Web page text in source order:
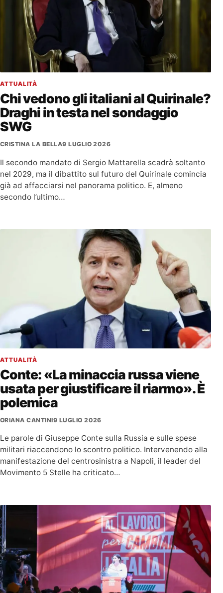
ATTUALITÀ
Chi vedono gli italiani al Quirinale?
Draghi in testa nel sondaggio
SWG
CRISTINA LA BELLA9 LUGLIO 2026
Il secondo mandato di Sergio Mattarella scadrà soltanto
nel 2029, ma il dibattito sul futuro del Quirinale comincia
già ad affacciarsi nel panorama politico. E, almeno
secondo l’ultimo…
ATTUALITÀ
Conte: «La minaccia russa viene
usata per giustificare il riarmo». È
polemica
ORIANA CANTINI9 LUGLIO 2026
Le parole di Giuseppe Conte sulla Russia e sulle spese
militari riaccendono lo scontro politico. Intervenendo alla
manifestazione del centrosinistra a Napoli, il leader del
Movimento 5 Stelle ha criticato…